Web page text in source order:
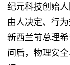
纪元科技创始
由人决定、行
新西兰前总理
间后，物理安